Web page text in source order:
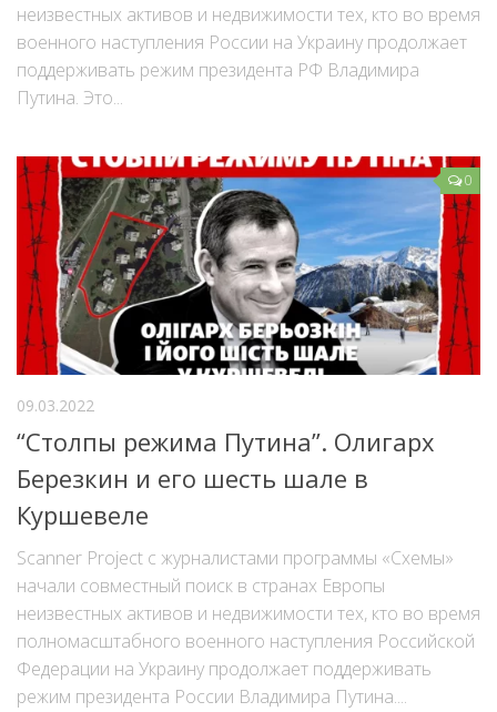
неизвестных активов и недвижимости тех, кто во время
военного наступления России на Украину продолжает
поддерживать режим президента РФ Владимира
Путина. Это...
0
09.03.2022
“Столпы режима Путина”. Олигарх
Березкин и его шесть шале в
Куршевеле
Scanner Project с журналистами программы «Схемы»
начали совместный поиск в странах Европы
неизвестных активов и недвижимости тех, кто во время
полномасштабного военного наступления Российской
Федерации на Украину продолжает поддерживать
режим президента России Владимира Путина....